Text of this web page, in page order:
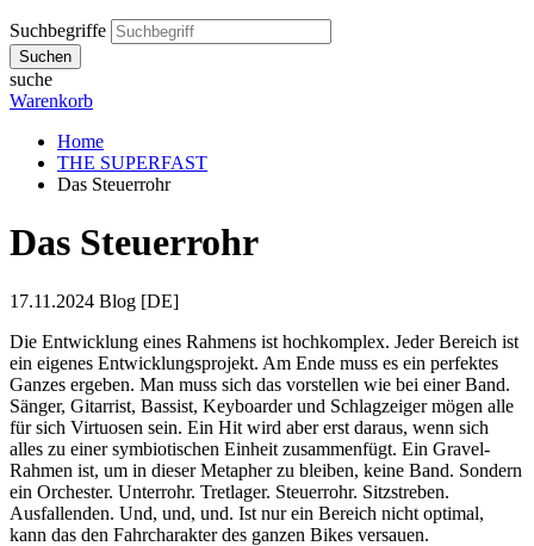
Suchbegriffe
Suchen
suche
Warenkorb
Home
THE SUPERFAST
Das Steuerrohr
Das Steuerrohr
17.11.2024 Blog [DE]
Die Entwicklung eines Rahmens ist hochkomplex. Jeder Bereich ist
ein eigenes Entwicklungsprojekt. Am Ende muss es ein perfektes
Ganzes ergeben. Man muss sich das vorstellen wie bei einer Band.
Sänger, Gitarrist, Bassist, Keyboarder und Schlagzeiger mögen alle
für sich Virtuosen sein. Ein Hit wird aber erst daraus, wenn sich
alles zu einer symbiotischen Einheit zusammenfügt. Ein Gravel-
Rahmen ist, um in dieser Metapher zu bleiben, keine Band. Sondern
ein Orchester. Unterrohr. Tretlager. Steuerrohr. Sitzstreben.
Ausfallenden. Und, und, und. Ist nur ein Bereich nicht optimal,
kann das den Fahrcharakter des ganzen Bikes versauen.